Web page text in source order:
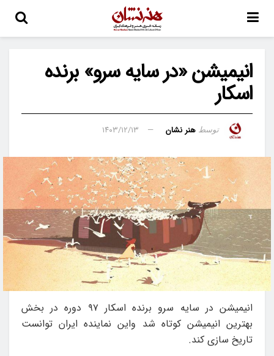
انیمیشن «در سایه سرو» برنده
اسکار
توسط هنر نشان ۱۴۰۳/۱۲/۱۳
انیمیشن در سایه سرو برنده اسکار ۹۷ دوره در بخش
بهترین انیمیشن کوتاه شد واین نماینده ایران توانست
تاریخ سازی کند.